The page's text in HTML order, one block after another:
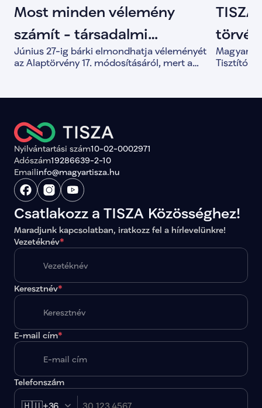
Most minden vélemény
számít - társadalmi
egyeztetés indult az
Június 27-ig bárki elmondhatja véleményét
az Alaptörvény 17. módosításáról, mert a
TISZA
Magyar
Nyilvántartási szám10-02-0002971
Adószám19286639-2-10
Emailinfo@magyartisza.hu
Csatlakozz a TISZA Közösséghez!
Maradjunk kapcsolatban, iratkozz fel a hírlevelünkre!
Vezetéknév*
Keresztnév*
E-mail cím*
Telefonszám
+36